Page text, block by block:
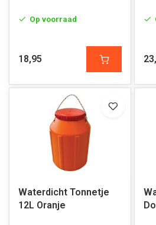
Op voorraad
18,95
Waterdicht Tonnetje
12L Oranje